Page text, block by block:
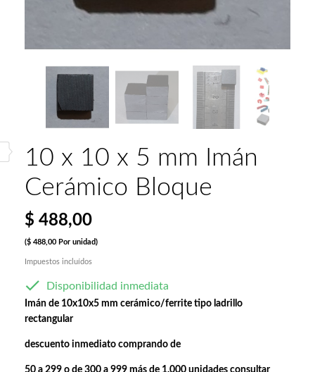
10 x 10 x 5 mm Imán
Cerámico Bloque
$ 488,00
($ 488,00 Por unidad)
Impuestos incluídos
 Disponibilidad inmediata
Imán de 10x10x5 mm cerámico/ferrite tipo ladrillo
rectangular
descuento inmediato comprando de
50 a 299 o de 300 a 999 más de 1.000 unidades consultar